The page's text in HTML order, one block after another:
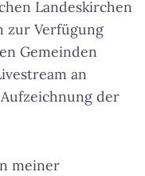
Landeskirchen
zur Verfügung
Gemeinden
an
der
meiner